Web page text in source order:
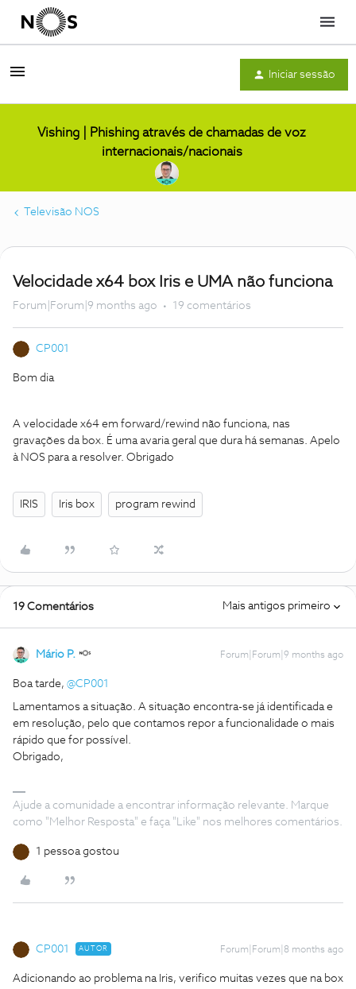
Menu
Iniciar sessão
Vishing | Phishing através de chamadas de voz
internacionais/nacionais
Televisão NOS
Velocidade x64 box Iris e UMA não funciona
Forum|Forum|9 months ago 19 comentários
CP001
Bom dia
A velocidade x64 em forward/rewind não funciona, nas
gravações da box. É uma avaria geral que dura há semanas. Apelo
à NOS para a resolver. Obrigado
IRIS Iris box program rewind
19 Comentários Mais antigos primeiro
Mário P. Forum|Forum|9 months ago
Boa tarde, ​ @CP001
Lamentamos a situação. A situação encontra-se já identificada e
em resolução, pelo que contamos repor a funcionalidade o mais
rápido que for possível.
Obrigado,
Ajude a comunidade a encontrar informação relevante. Marque
como "Melhor Resposta" e faça "Like" nos melhores comentários.
1 pessoa gostou
CP001 AUTOR Forum|Forum|8 months ago
Adicionando ao problema na Iris, verifico muitas vezes que na box